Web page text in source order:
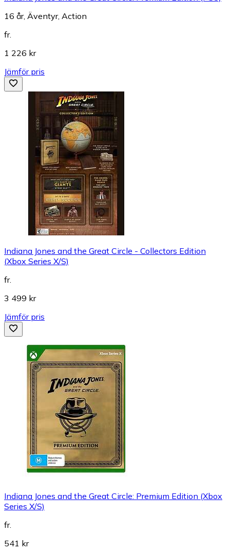
16 år, Äventyr, Action
fr.
1 226 kr
Jämför pris
Indiana Jones and the Great Circle - Collectors Edition
(Xbox Series X/S)
fr.
3 499 kr
Jämför pris
Indiana Jones and the Great Circle: Premium Edition (Xbox
Series X/S)
fr.
541 kr